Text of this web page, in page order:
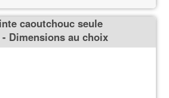
caoutchouc seule
Dimensions au choix